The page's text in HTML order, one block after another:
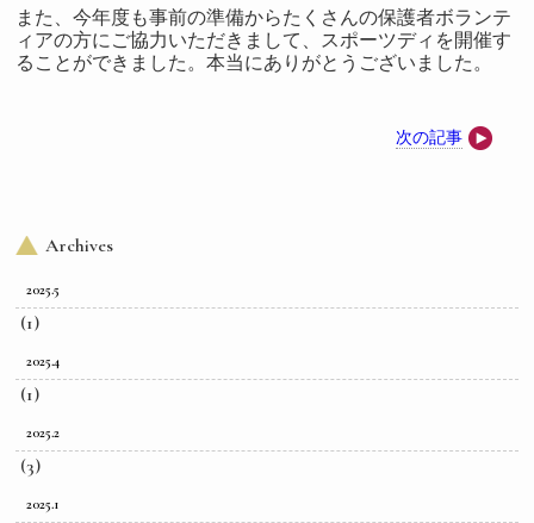
また、今年度も事前の準備からたくさんの保護者ボランテ
ィアの方にご協力いただきまして、スポーツディを開催す
ることができました。本当にありがとうございました。
次の記事
Archives
2025.5
(1)
2025.4
(1)
2025.2
(3)
2025.1